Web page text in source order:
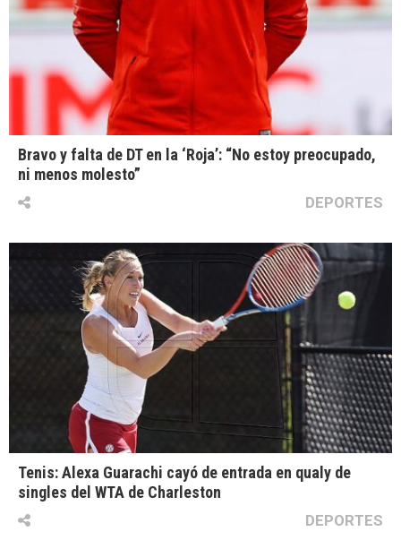
Bravo y falta de DT en la ‘Roja’: “No estoy preocupado,
ni menos molesto”
DEPORTES
Tenis: Alexa Guarachi cayó de entrada en qualy de
singles del WTA de Charleston
DEPORTES